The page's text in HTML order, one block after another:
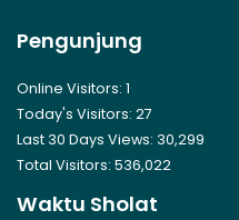
Pengunjung
Online Visitors: 1
Today's Visitors: 27
Last 30 Days Views: 30,299
Total Visitors: 536,022
Waktu Sholat